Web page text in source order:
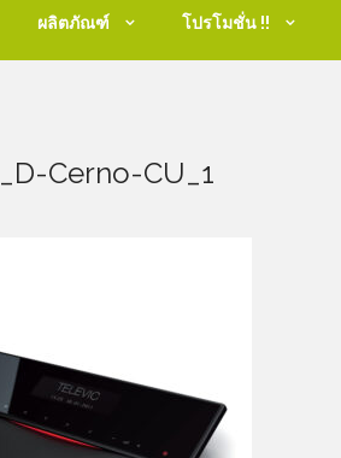
ผลิตภัณฑ์ โปรโมชั่น !!
Cerno-CU_1